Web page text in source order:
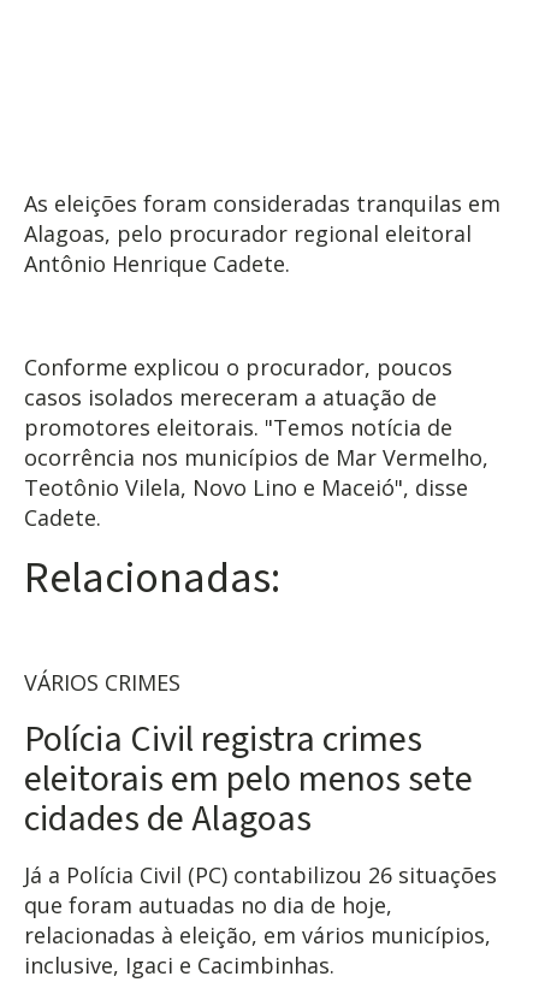
As eleições foram consideradas tranquilas em
Alagoas, pelo procurador regional eleitoral
Antônio Henrique Cadete.
Conforme explicou o procurador, poucos
casos isolados mereceram a atuação de
promotores eleitorais. "Temos notícia de
ocorrência nos municípios de Mar Vermelho,
Teotônio Vilela, Novo Lino e Maceió", disse
Cadete.
Relacionadas:
VÁRIOS CRIMES
Polícia Civil registra crimes
eleitorais em pelo menos sete
cidades de Alagoas
Já a Polícia Civil (PC) contabilizou 26 situações
que foram autuadas no dia de hoje,
relacionadas à eleição, em vários municípios,
inclusive, Igaci e Cacimbinhas.